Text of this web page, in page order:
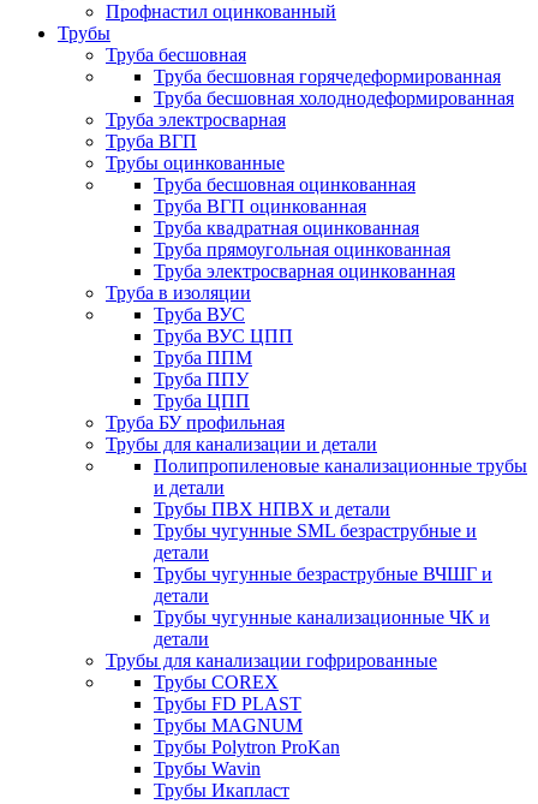
Профнастил оцинкованный
Трубы
Труба бесшовная
Труба бесшовная горячедеформированная
Труба бесшовная холоднодеформированная
Труба электросварная
Труба ВГП
Трубы оцинкованные
Труба бесшовная оцинкованная
Труба ВГП оцинкованная
Труба квадратная оцинкованная
Труба прямоугольная оцинкованная
Труба электросварная оцинкованная
Труба в изоляции
Труба ВУС
Труба ВУС ЦПП
Труба ППМ
Труба ППУ
Труба ЦПП
Труба БУ профильная
Трубы для канализации и детали
Полипропиленовые канализационные трубы
и детали
Трубы ПВХ НПВХ и детали
Трубы чугунные SML безраструбные и
детали
Трубы чугунные безраструбные ВЧШГ и
детали
Трубы чугунные канализационные ЧК и
детали
Трубы для канализации гофрированные
Трубы COREX
Трубы FD PLAST
Трубы MAGNUM
Трубы Polytron ProKan
Трубы Wavin
Трубы Икапласт